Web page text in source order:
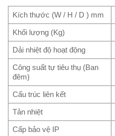
Kích thước (W / H / D ) mm
Khối lượng (Kg)
Dải nhiệt độ hoạt động
Công suất tự tiêu thụ (Ban
đêm)
Cấu trúc liên kết
Tản nhiệt
Cấp bảo vệ IP